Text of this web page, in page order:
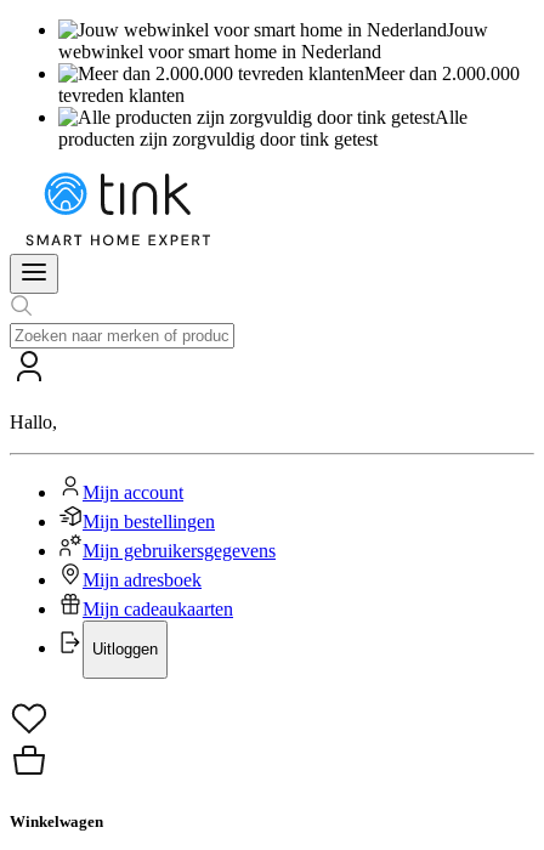
Jouw
webwinkel voor smart home in Nederland
Meer dan 2.000.000
tevreden klanten
Alle
producten zijn zorgvuldig door tink getest
Hallo,
Mijn account
Mijn bestellingen
Mijn gebruikersgegevens
Mijn adresboek
Mijn cadeaukaarten
Uitloggen
Winkelwagen